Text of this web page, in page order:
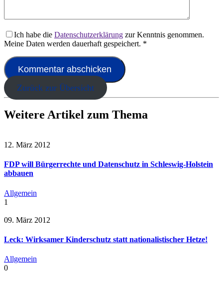
Ich habe die Datenschutzerklärung zur Kenntnis genommen.
Meine Daten werden dauerhaft gespeichert. *
Zurück zur Übersicht
Weitere Artikel zum Thema
12. März 2012
FDP will Bürgerrechte und Datenschutz in Schleswig-Holstein
abbauen
Allgemein
1
09. März 2012
Leck: Wirksamer Kinderschutz statt nationalistischer Hetze!
Allgemein
0